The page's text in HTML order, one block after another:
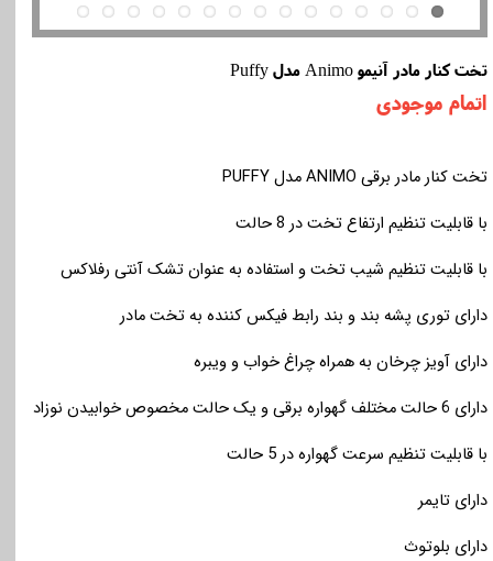
تخت کنار مادر آنیمو Animo مدل Puffy
اتمام موجودی
تخت کنار مادر برقی مدل
با قابلیت تنظیم ارتفاع تخت در 8 حالت
با قابلیت تنظیم شیب تخت و استفاده به عنوان تشک آنتی رفلاکس
دارای توری پشه بند و بند رابط فیکس کننده به تخت مادر
دارای آویز چرخان به همراه چراغ خواب و ویبره
دارای 6 حالت مختلف گهواره برقی و یک حالت مخصوص خوابیدن نوزاد
با قابلیت تنظیم سرعت گهواره در 5 حالت
دارای تایمر
دارای بلوتوث